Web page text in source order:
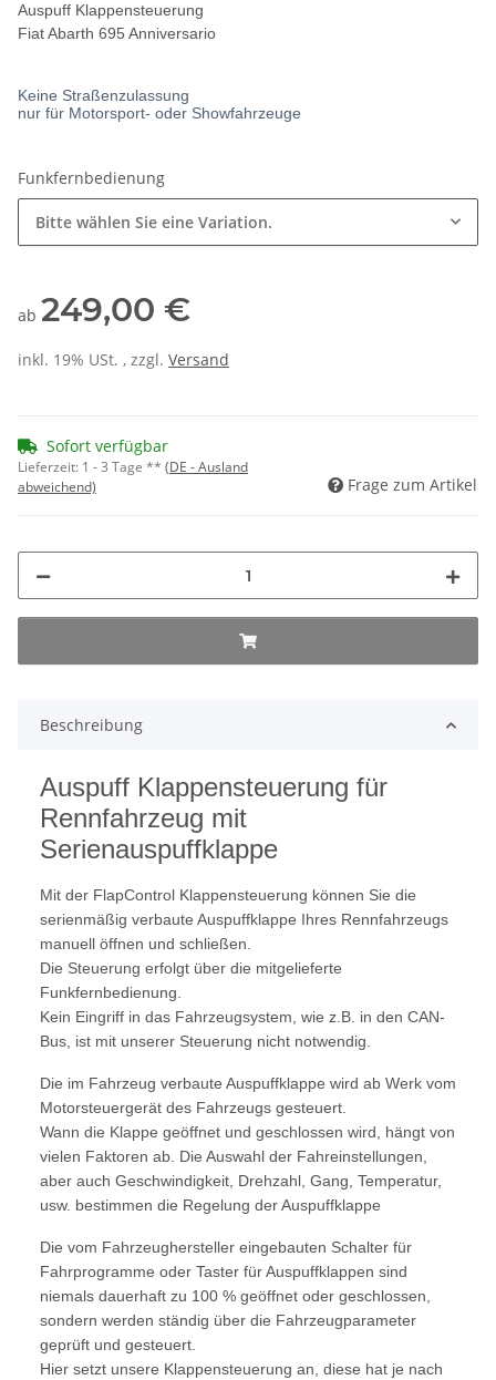
Auspuff Klappensteuerung
Fiat Abarth 695 Anniversario
Keine Straßenzulassung
nur für Motorsport- oder Showfahrzeuge
Funkfernbedienung
Bitte wählen Sie eine Variation.
ab 249,00 €
inkl. 19% USt. , zzgl. Versand
Sofort verfügbar
Lieferzeit: 1 - 3 Tage ** (DE - Ausland
abweichend)
Frage zum Artikel
Beschreibung
Auspuff Klappensteuerung für
Rennfahrzeug mit
Serienauspuffklappe
Mit der FlapControl Klappensteuerung können Sie die
serienmäßig verbaute Auspuffklappe Ihres Rennfahrzeugs
manuell öffnen und schließen.
Die Steuerung erfolgt über die mitgelieferte
Funkfernbedienung.
Kein Eingriff in das Fahrzeugsystem, wie z.B. in den CAN-
Bus, ist mit unserer Steuerung nicht notwendig.
Die im Fahrzeug verbaute Auspuffklappe wird ab Werk vom
Motorsteuergerät des Fahrzeugs gesteuert.
Wann die Klappe geöffnet und geschlossen wird, hängt von
vielen Faktoren ab. Die Auswahl der Fahreinstellungen,
aber auch Geschwindigkeit, Drehzahl, Gang, Temperatur,
usw. bestimmen die Regelung der Auspuffklappe
Die vom Fahrzeughersteller eingebauten Schalter für
Fahrprogramme oder Taster für Auspuffklappen sind
niemals dauerhaft zu 100 % geöffnet oder geschlossen,
sondern werden ständig über die Fahrzeugparameter
geprüft und gesteuert.
Hier setzt unsere Klappensteuerung an, diese hat je nach